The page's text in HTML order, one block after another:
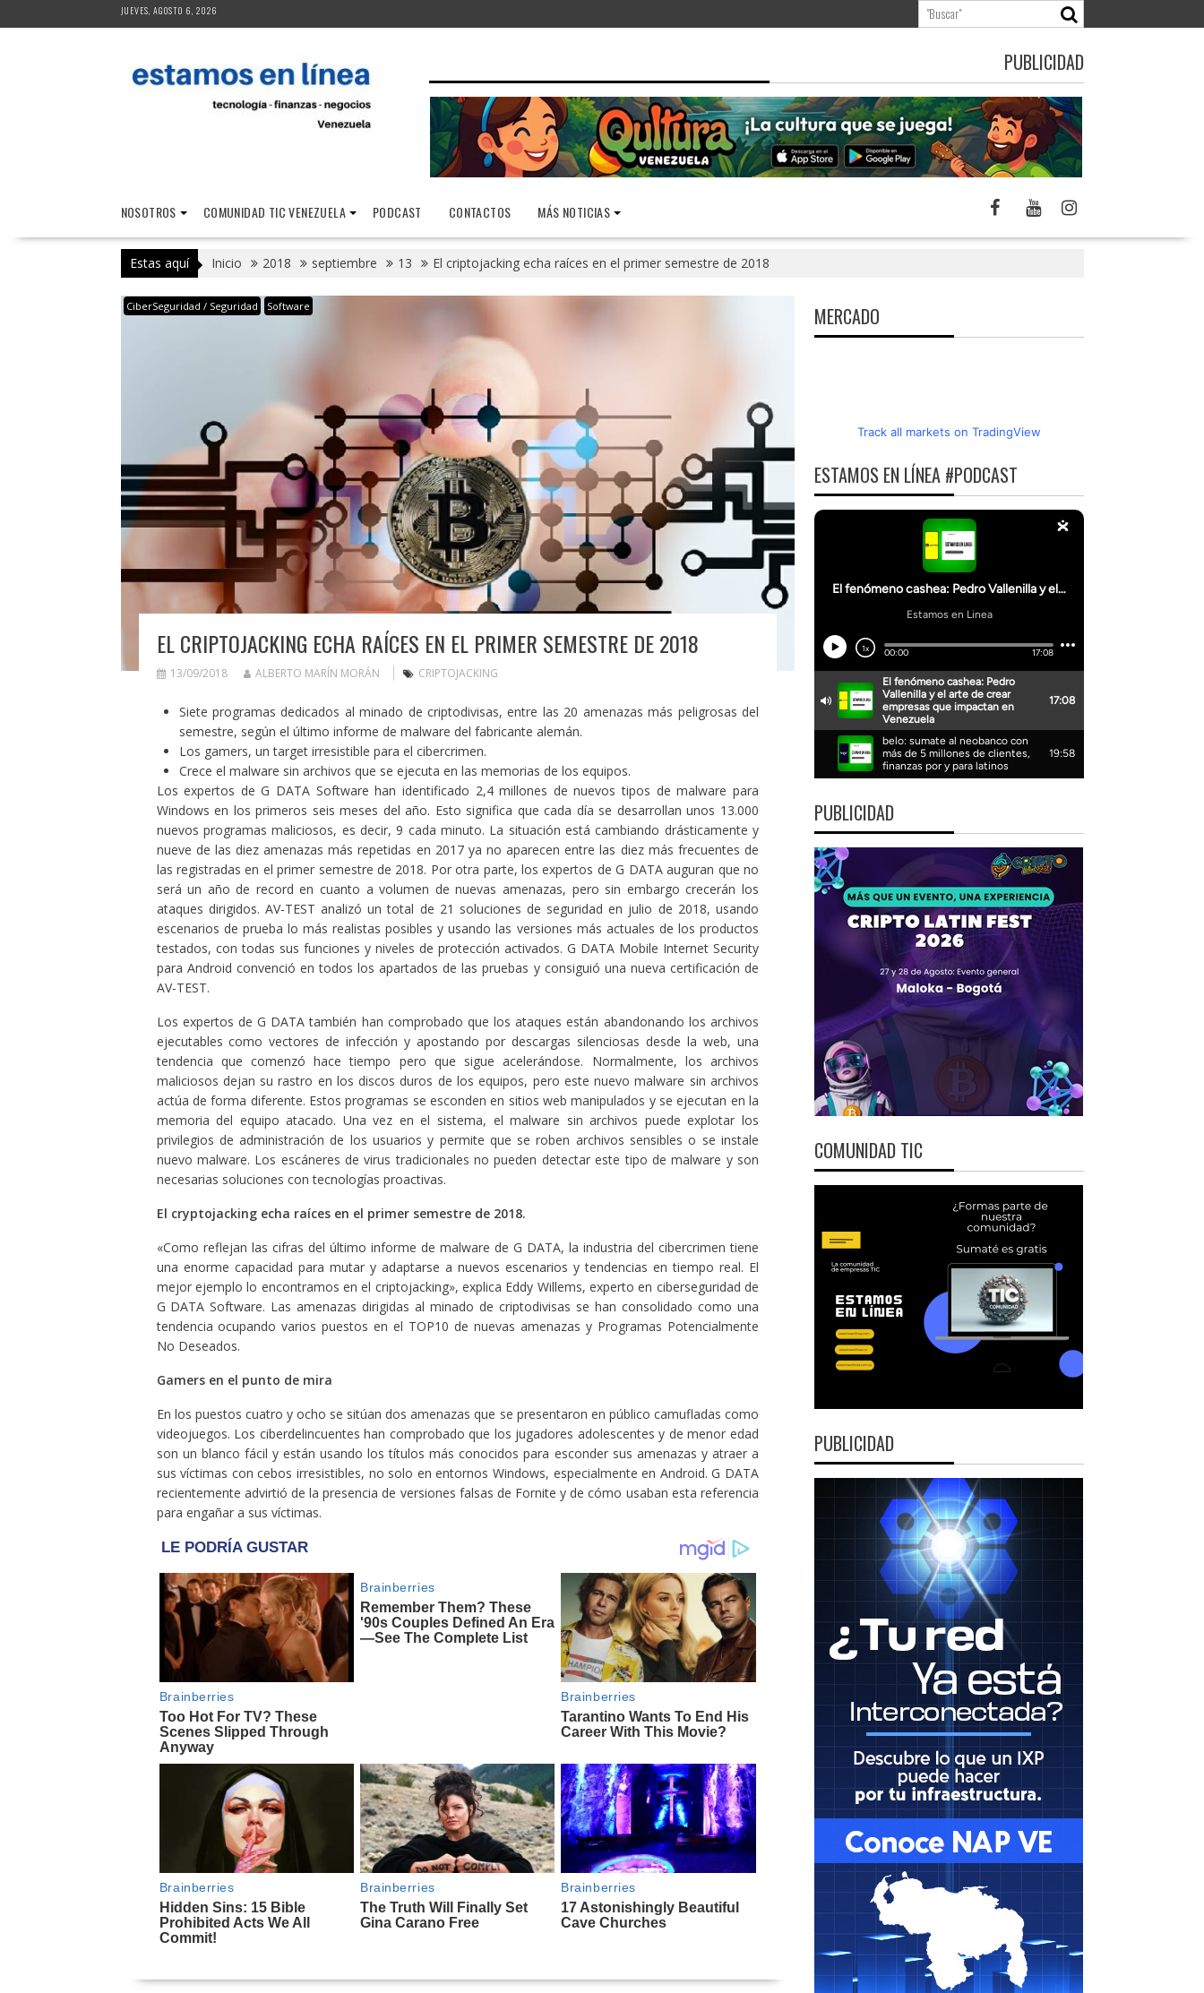
al
JUEVES, AGOSTO 6, 2026
PUBLICIDAD
NOSOTROS COMUNIDAD TIC VENEZUELA PODCAST CONTACTOS MÁS NOTICIAS
Estas aquí Inicio 2018 septiembre 13 El criptojacking echa raíces en el primer semestre de 2018
CiberSeguridad / Seguridad Software
EL CRIPTOJACKING ECHA RAÍCES EN EL PRIMER SEMESTRE DE 2018
13/09/2018 ALBERTO MARÍN MORÁN CRIPTOJACKING
Siete programas dedicados al minado de criptodivisas, entre las 20 amenazas más peligrosas del
semestre, según el último informe de malware del fabricante alemán.
Los gamers, un target irresistible para el cibercrimen.
Crece el malware sin archivos que se ejecuta en las memorias de los equipos.
Los expertos de G DATA Software han identificado 2,4 millones de nuevos tipos de malware para
Windows en los primeros seis meses del año. Esto significa que cada día se desarrollan unos 13.000
nuevos programas maliciosos, es decir, 9 cada minuto. La situación está cambiando drásticamente y
nueve de las diez amenazas más repetidas en 2017 ya no aparecen entre las diez más frecuentes de
las registradas en el primer semestre de 2018. Por otra parte, los expertos de G DATA auguran que no
será un año de record en cuanto a volumen de nuevas amenazas, pero sin embargo crecerán los
ataques dirigidos. AV-TEST analizó un total de 21 soluciones de seguridad en julio de 2018, usando
escenarios de prueba lo más realistas posibles y usando las versiones más actuales de los productos
testados, con todas sus funciones y niveles de protección activados. G DATA Mobile Internet Security
para Android convenció en todos los apartados de las pruebas y consiguió una nueva certificación de
AV-TEST.
Los expertos de G DATA también han comprobado que los ataques están abandonando los archivos
ejecutables como vectores de infección y apostando por descargas silenciosas desde la web, una
tendencia que comenzó hace tiempo pero que sigue acelerándose. Normalmente, los archivos
maliciosos dejan su rastro en los discos duros de los equipos, pero este nuevo malware sin archivos
actúa de forma diferente. Estos programas se esconden en sitios web manipulados y se ejecutan en la
memoria del equipo atacado. Una vez en el sistema, el malware sin archivos puede explotar los
privilegios de administración de los usuarios y permite que se roben archivos sensibles o se instale
nuevo malware. Los escáneres de virus tradicionales no pueden detectar este tipo de malware y son
necesarias soluciones con tecnologías proactivas.
El cryptojacking echa raíces en el primer semestre de 2018.
«Como reflejan las cifras del último informe de malware de G DATA, la industria del cibercrimen tiene
una enorme capacidad para mutar y adaptarse a nuevos escenarios y tendencias en tiempo real. El
mejor ejemplo lo encontramos en el criptojacking», explica Eddy Willems, experto en ciberseguridad de
G DATA Software. Las amenazas dirigidas al minado de criptodivisas se han consolidado como una
tendencia ocupando varios puestos en el TOP10 de nuevas amenazas y Programas Potencialmente
No Deseados.
Gamers en el punto de mira
En los puestos cuatro y ocho se sitúan dos amenazas que se presentaron en público camufladas como
videojuegos. Los ciberdelincuentes han comprobado que los jugadores adolescentes y de menor edad
son un blanco fácil y están usando los títulos más conocidos para esconder sus amenazas y atraer a
sus víctimas con cebos irresistibles, no solo en entornos Windows, especialmente en Android. G DATA
recientemente advirtió de la presencia de versiones falsas de Fornite y de cómo usaban esta referencia
para engañar a sus víctimas.
MERCADO
Track all markets on TradingView
ESTAMOS EN LÍNEA #PODCAST
PUBLICIDAD
COMUNIDAD TIC
PUBLICIDAD